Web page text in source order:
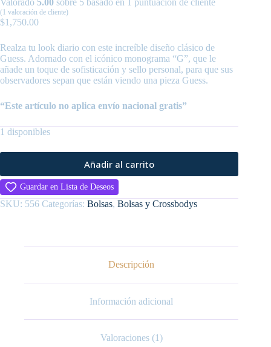
Valorado 5.00 sobre 5 basado en 1 puntuación de cliente
(1 valoración de cliente)
$1,750.00
Realza tu look diario con este increíble diseño clásico de
Guess. Adornado con el icónico monograma “G”, que le
añade un toque de sofisticación y sello personal, para que sus
observadores sepan que están viendo una pieza Guess.
“Este artículo no aplica envío nacional gratis”
1 disponibles
Añadir al carrito
Guardar en Lista de Deseos
SKU: 556 Categorías: Bolsas, Bolsas y Crossbodys
Descripción
Información adicional
Valoraciones (1)